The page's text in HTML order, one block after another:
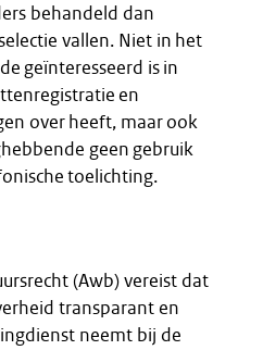
behandeld dan
vallen. Niet in het
geïnteresseerd is in
en
over heeft, maar ook
geen gebruik
toelichting.
(Awb) vereist dat
transparant en
neemt bij de